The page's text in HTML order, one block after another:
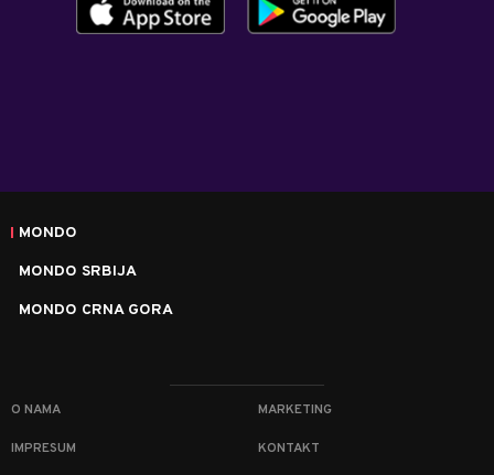
MONDO
MONDO SRBIJA
MONDO CRNA GORA
O NAMA MARKETING
IMPRESUM KONTAKT